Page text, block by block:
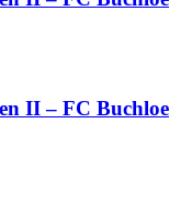
II – FC Buchloe